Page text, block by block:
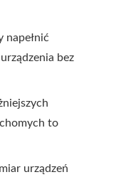
napełnić
bez
to
urządzeń